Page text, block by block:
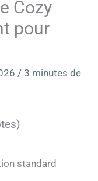
Cozy
pour
/ 3 minutes de